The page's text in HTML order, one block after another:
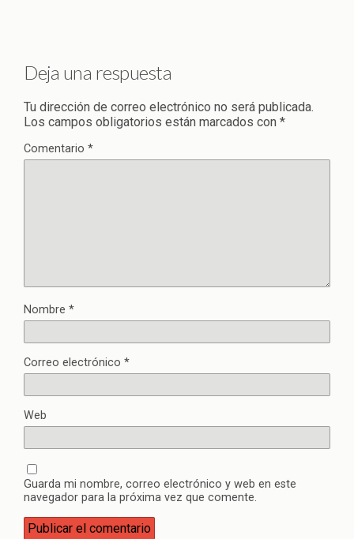
Deja una respuesta
Tu dirección de correo electrónico no será publicada.
Los campos obligatorios están marcados con *
Comentario *
Nombre *
Correo electrónico *
Web
Guarda mi nombre, correo electrónico y web en este
navegador para la próxima vez que comente.